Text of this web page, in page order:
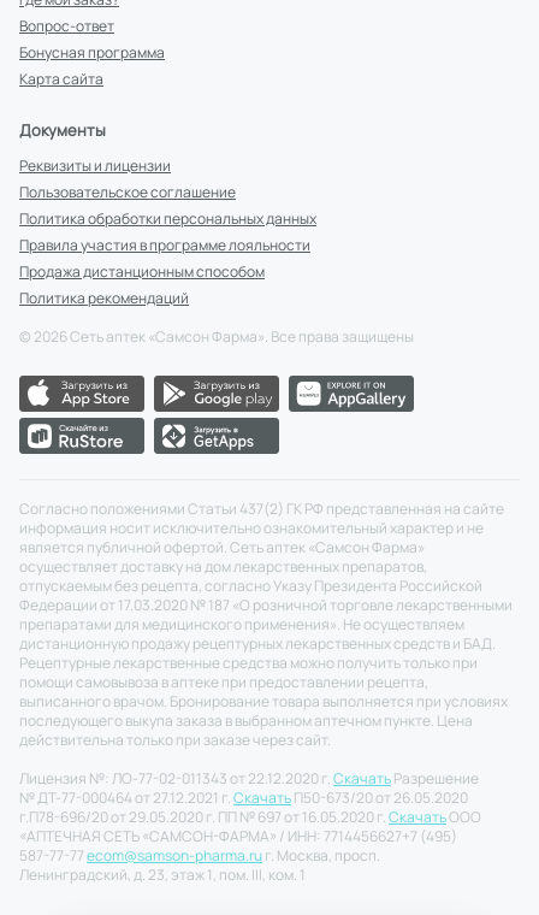
Вопрос-ответ
Бонусная программа
Карта сайта
Документы
Реквизиты и лицензии
Пользовательское соглашение
Политика обработки персональных данных
Правила участия в программе лояльности
Продажа дистанционным способом
Политика рекомендаций
© 2026Сеть аптек «Самсон Фарма». Все права защищены
Согласно положениями Статьи 437(2) ГК РФ представленная на сайте
информация носит исключительно ознакомительный характер и не
является публичной офертой. Сеть аптек «Самсон Фарма»
осуществляет доставку на дом лекарственных препаратов,
отпускаемым без рецепта, согласно Указу Президента Российской
Федерации от 17.03.2020 № 187 «О розничной торговле лекарственными
препаратами для медицинского применения». Не осуществляем
дистанционную продажу рецептурных лекарственных средств и БАД.
Рецептурные лекарственные средства можно получить только при
помощи самовывоза в аптеке при предоставлении рецепта,
выписанного врачом. Бронирование товара выполняется при условиях
последующего выкупа заказа в выбранном аптечном пункте. Цена
действительна только при заказе через сайт.
Лицензия №: ЛО-77-02-011343 от 22.12.2020 г.СкачатьРазрешение
№ ДТ-77-000464 от 27.12.2021 г.СкачатьП50-673/20 от 26.05.2020
г.П78-696/20 от 29.05.2020 г. ПП № 697 от 16.05.2020 г.СкачатьООО
«АПТЕЧНАЯ СЕТЬ «САМСОН-ФАРМА» / ИНН: 7714456627+7 (495)
587-77-77ecom@samson-pharma.ruг. Москва, просп.
Ленинградский, д. 23, этаж 1, пом. III, ком. 1